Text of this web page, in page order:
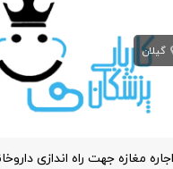
گیلان